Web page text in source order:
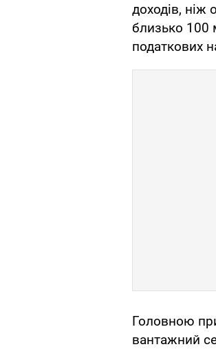
доходів, ніж
близько
податкових
Головною
вантажний